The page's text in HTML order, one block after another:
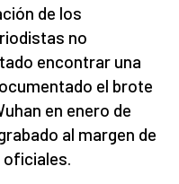
de los
no
encontrar una
el brote
en enero de
al margen de